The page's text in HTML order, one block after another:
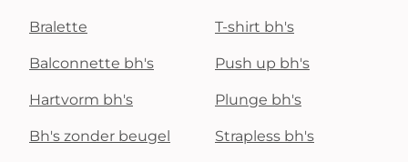
Bralette T-shirt bh's
Balconnette bh's Push up bh's
Hartvorm bh's Plunge bh's
Bh's zonder beugel Strapless bh's